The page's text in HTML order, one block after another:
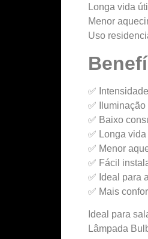
Longa vida útil
Menor
Uso
✅
✅
✅ Baixo
✅ Longa vida
✅ Menor
✅ Fácil
✅ Ideal para
✅ Mais
Ideal para
Lâmpada